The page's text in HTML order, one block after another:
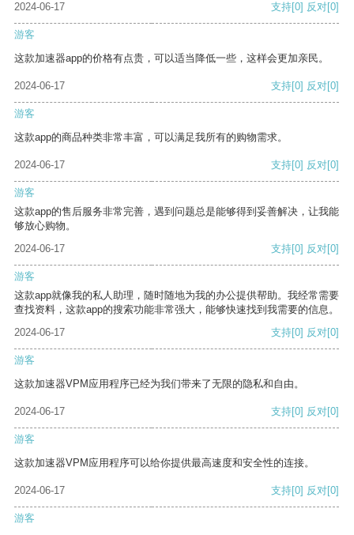
2024-06-17
支持[0] 反对[0]
游客
这款加速器app的价格有点贵，可以适当降低一些，这样会更加亲民。
2024-06-17 支持[0] 反对[0]
游客
这款app的商品种类非常丰富，可以满足我所有的购物需求。
2024-06-17 支持[0] 反对[0]
游客
这款app的售后服务非常完善，遇到问题总是能够得到妥善解决，让我能
够放心购物。
2024-06-17
支持[0] 反对[0]
游客
这款app就像我的私人助理，随时随地为我的办公提供帮助。我经常需要
查找资料，这款app的搜索功能非常强大，能够快速找到我需要的信息。
2024-06-17
支持[0] 反对[0]
游客
这款加速器VPM应用程序已经为我们带来了无限的隐私和自由。
2024-06-17 支持[0] 反对[0]
游客
这款加速器VPM应用程序可以给你提供最高速度和安全性的连接。
2024-06-17 支持[0] 反对[0]
游客